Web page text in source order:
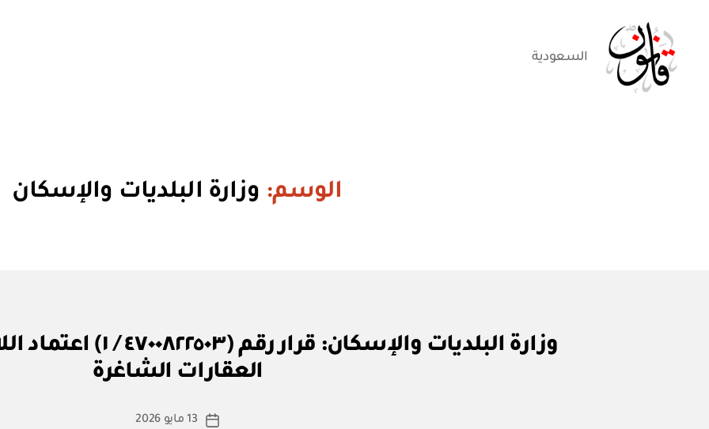
السعودية
الوسم: وزارة البلديات والإسكان
التصنيفات
وزارة البلديات والإسكان:
العقارات الشاغرة
كاتب
بو
ا
س
ة
تاريخ
13 مايو 2026